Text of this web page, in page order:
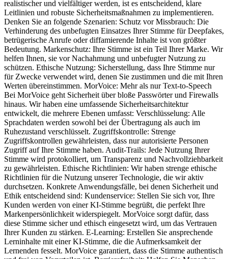
realistischer und vielfältiger werden, ist es entscheidend, klare
Leitlinien und robuste Sicherheitsmaßnahmen zu implementieren.
Denken Sie an folgende Szenarien: Schutz vor Missbrauch: Die
Verhinderung des unbefugten Einsatzes Ihrer Stimme für Deepfakes,
betrügerische Anrufe oder diffamierende Inhalte ist von größter
Bedeutung. Markenschutz: Ihre Stimme ist ein Teil Ihrer Marke. Wir
helfen Ihnen, sie vor Nachahmung und unbefugter Nutzung zu
schützen. Ethische Nutzung: Sicherstellung, dass Ihre Stimme nur
für Zwecke verwendet wird, denen Sie zustimmen und die mit Ihren
Werten übereinstimmen. MorVoice: Mehr als nur Text-to-Speech
Bei MorVoice geht Sicherheit über bloße Passwörter und Firewalls
hinaus. Wir haben eine umfassende Sicherheitsarchitektur
entwickelt, die mehrere Ebenen umfasst: Verschlüsselung: Alle
Sprachdaten werden sowohl bei der Übertragung als auch im
Ruhezustand verschlüsselt. Zugriffskontrolle: Strenge
Zugriffskontrollen gewährleisten, dass nur autorisierte Personen
Zugriff auf Ihre Stimme haben. Audit-Trails: Jede Nutzung Ihrer
Stimme wird protokolliert, um Transparenz und Nachvollziehbarkeit
zu gewährleisten. Ethische Richtlinien: Wir haben strenge ethische
Richtlinien für die Nutzung unserer Technologie, die wir aktiv
durchsetzen. Konkrete Anwendungsfälle, bei denen Sicherheit und
Ethik entscheidend sind: Kundenservice: Stellen Sie sich vor, Ihre
Kunden werden von einer KI-Stimme begrüßt, die perfekt Ihre
Markenpersönlichkeit widerspiegelt. MorVoice sorgt dafür, dass
diese Stimme sicher und ethisch eingesetzt wird, um das Vertrauen
Ihrer Kunden zu stärken. E-Learning: Erstellen Sie ansprechende
Lerninhalte mit einer KI-Stimme, die die Aufmerksamkeit der
Lernenden fesselt. MorVoice garantiert, dass die Stimme authentisch